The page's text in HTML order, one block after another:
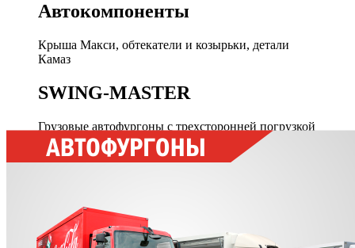
Автокомпоненты
Крыша Макси, обтекатели и козырьки, детали
Камаз
SWING-MASTER
Грузовые автофургоны с трехсторонней погрузкой
Спецфургоны
СПЕЦАВТОМОБИЛИ